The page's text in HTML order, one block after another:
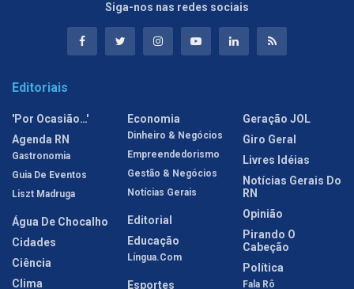
Siga-nos nas redes sociais
Editoriais
'Por Ocasião…'
Agenda RN
Gastronomia
Guia De Eventos
Liszt Madruga
Água De Chocalho
Cidades
Ciência
Clima
Economia
Dinheiro & Negócios
Empreendedorismo
Gestão & Negócios
Notícias Gerais
Editorial
Educação
Língua.com
Esportes
Geração JOL
Giro Geral
Livres Idéias
Notícias Gerais Do
RN
Opinião
Pirando O
Cabeção
Política
Fala Rô